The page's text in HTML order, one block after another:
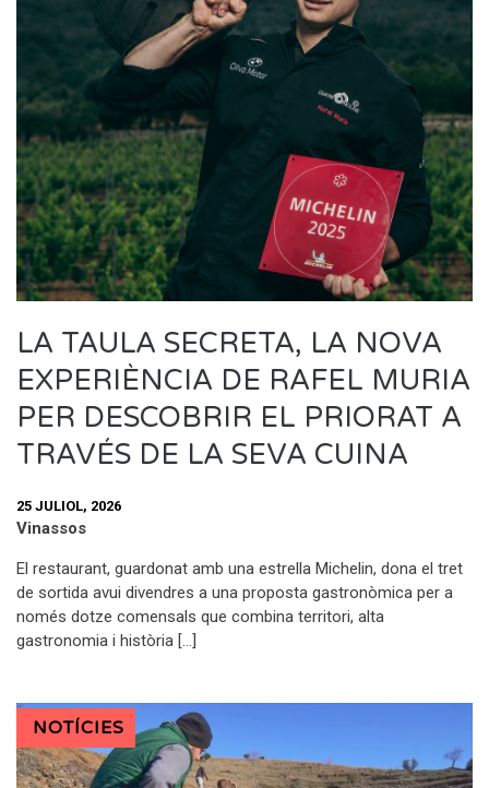
LA TAULA SECRETA, LA NOVA
EXPERIÈNCIA DE RAFEL MURIA
PER DESCOBRIR EL PRIORAT A
TRAVÉS DE LA SEVA CUINA
25 JULIOL, 2026
Vinassos
El restaurant, guardonat amb una estrella Michelin, dona el tret
de sortida avui divendres a una proposta gastronòmica per a
només dotze comensals que combina territori, alta
gastronomia i història […]
NOTÍCIES